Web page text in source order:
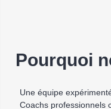
Pourquoi
Une équipe
Coachs professionnels